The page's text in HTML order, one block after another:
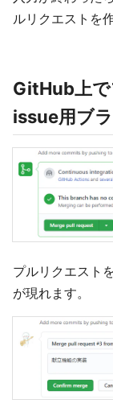
ルリクエストを
GitHub上
issue用ブ
プルリクエスト
が現れます。